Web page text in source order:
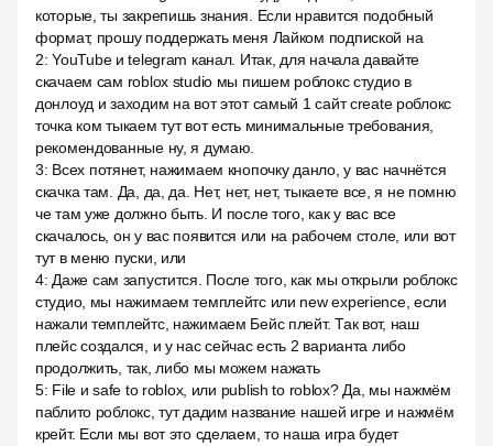
которые, ты закрепишь знания. Если нравится подобный
формат, прошу поддержать меня Лайком подпиской на
2:YouTube и telegram канал. Итак, для начала давайте
скачаем сам roblox studio мы пишем роблокс студио в
донлоуд и заходим на вот этот самый 1 сайт create роблокс
точка ком тыкаем тут вот есть минимальные требования,
рекомендованные ну, я думаю.
3: Всех потянет, нажимаем кнопочку данло, у вас начнётся
скачка там. Да, да, да. Нет, нет, нет, тыкаете все, я не помню
че там уже должно быть. И после того, как у вас все
скачалось, он у вас появится или на рабочем столе, или вот
тут в меню пуски, или
4: Даже сам запустится. После того, как мы открыли роблокс
студио, мы нажимаем темплейтс или new experience, если
нажали темплейтс, нажимаем Бейс плейт. Так вот, наш
плейс создался, и у нас сейчас есть 2 варианта либо
продолжить, так, либо мы можем нажать
5: File и safe to roblox, или publish to roblox? Да, мы нажмём
паблито роблокс, тут дадим название нашей игре и нажмём
крейт. Если мы вот это сделаем, то наша игра будет